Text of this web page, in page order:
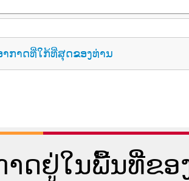
ກາດທີ່ໃກ້ທີ່ສຸດຂອງທ່ານ
ດຢູ່ໃນພື້ນທີ່ຂອ